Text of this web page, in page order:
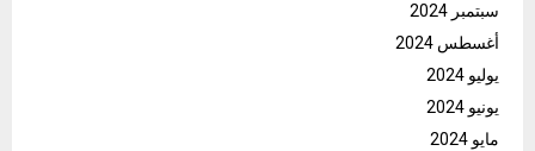
سبتمبر 2024
أغسطس 2024
يوليو 2024
يونيو 2024
مايو 2024